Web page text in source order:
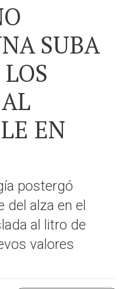
SUBA
EN
postergó
alza en el
al litro de
valores